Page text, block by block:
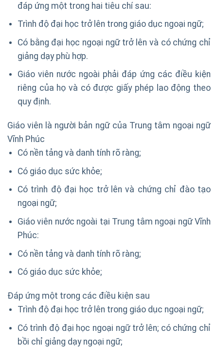
đáp ứng một trong hai tiêu chí sau:
Trình độ đại học trở lên trong giáo dục ngoại ngữ;
Có bằng đại học ngoại ngữ trở lên và có chứng chỉ
giảng dạy phù hợp.
Giáo viên nước ngoài phải đáp ứng các điều kiện
riêng của họ và có được giấy phép lao động theo
quy định.
Giáo viên là người bản ngữ của Trung tâm ngoại ngữ
Vĩnh Phúc
Có nền tảng và danh tính rõ ràng;
Có giáo dục sức khỏe;
Có trình độ đại học trở lên và chứng chỉ đào tạo
ngoại ngữ;
Giáo viên nước ngoài tại Trung tâm ngoại ngữ Vĩnh
Phúc:
Có nền tảng và danh tính rõ ràng;
Có giáo dục sức khỏe;
Đáp ứng một trong các điều kiện sau
Trình độ đại học trở lên trong giáo dục ngoại ngữ;
Có trình độ đại học ngoại ngữ trở lên; có chứng chỉ
bồi chỉ giảng dạy ngoại ngữ;